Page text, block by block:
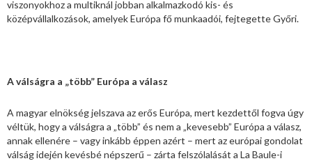
viszonyokhoz a multiknál jobban alkalmazkodó kis- és
középvállalkozások, amelyek Európa fő munkaadói, fejtegette Győri.
A válságra a „több” Európa a válasz
A magyar elnökség jelszava az erős Európa, mert kezdettől fogva úgy
véltük, hogy a válságra a „több” és nem a „kevesebb” Európa a válasz,
annak ellenére – vagy inkább éppen azért – mert az európai gondolat
válság idején kevésbé népszerű – zárta felszólalását a La Baule-i